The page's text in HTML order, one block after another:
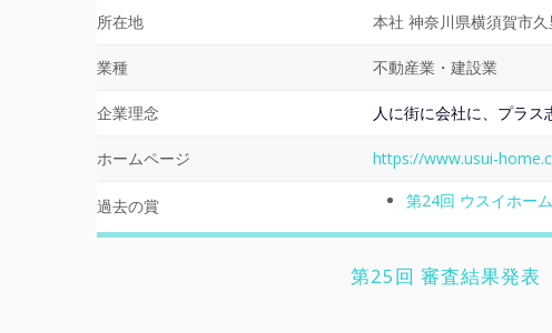
所在地 本社 神奈川県横須賀市
業種 不動産業・建設業
企業理念 人に街に会社に、プラ
ホームページ https://www.usui-
過去の賞 第24回 ウスイホー
第25回 審査結果発表